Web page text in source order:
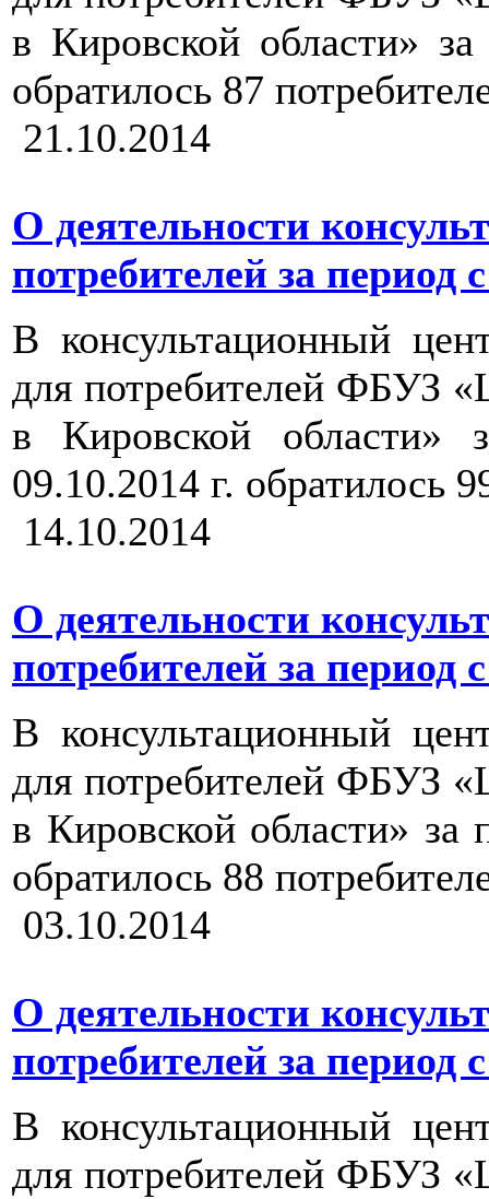
в Кировской области»
обратилось 87
21.10.2014
О деятельности
потребителей за период
В консультационный
для потребителей ФБУЗ
в Кировской области»
09.10.2014 г. обратилось
14.10.2014
О деятельности
потребителей за период
В консультационный
для потребителей ФБУЗ
в Кировской области» за
обратилось 88
03.10.2014
О деятельности
потребителей за период
В консультационный
для потребителей ФБУЗ